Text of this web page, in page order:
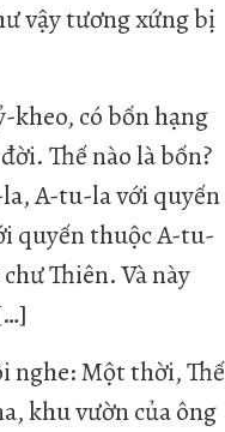
vậy tương xứng bị
kheo, có bốn hạng
Thế nào là bốn?
A-tu-la với quyến
quyến thuộc A-tu-
Thiên. Và này
nghe: Một thời, Thế
khu vườn của ông